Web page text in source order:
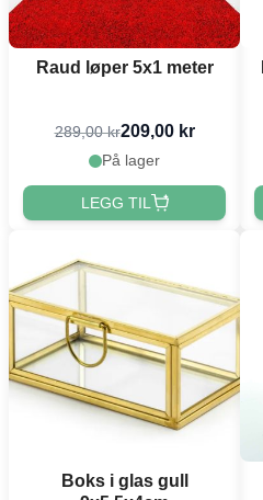
Raud løper 5x1 meter
289,00 kr209,00 kr
På lager
LEGG TIL
Boks i glas gull